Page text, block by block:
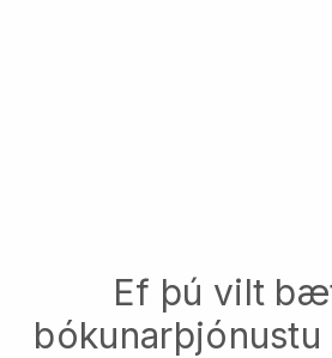
Ef þú vilt
bókunarþjónustu